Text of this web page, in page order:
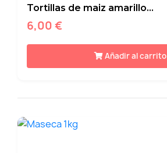
Tortillas de maiz amarillo...
6,00 €
Añadir al carrito